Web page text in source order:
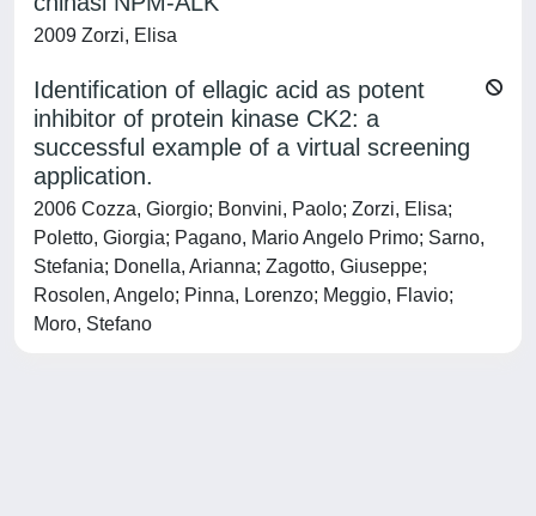
2009 Zorzi, Elisa
Identification of ellagic acid as potent
inhibitor of protein kinase CK2: a
successful example of a virtual screening
application.
2006 Cozza, Giorgio; Bonvini, Paolo; Zorzi, Elisa;
Poletto, Giorgia; Pagano, Mario Angelo Primo; Sarno,
Stefania; Donella, Arianna; Zagotto, Giuseppe;
Rosolen, Angelo; Pinna, Lorenzo; Meggio, Flavio;
Moro, Stefano